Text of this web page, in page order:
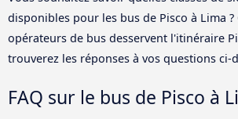
disponibles pour les bus de Pisco à Lima
opérateurs de bus desservent l'itinéraire
trouverez les réponses à vos questions ci-
FAQ sur le bus de Pisco à